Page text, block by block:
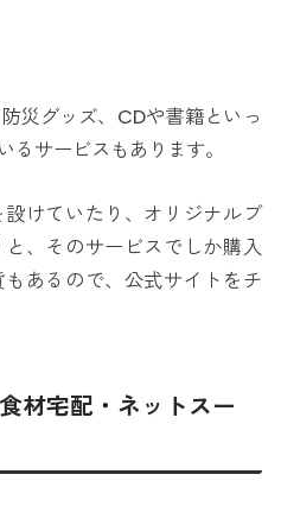
災グッズ、CDや書籍といっ
るサービスもあります。
けていたり、オリジナルブ
、そのサービスでしか購入
あるので、公式サイトをチ
材宅配・ネットスー